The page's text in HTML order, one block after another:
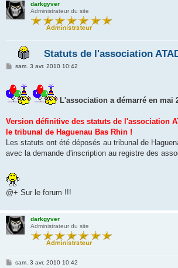
darkgyver
Administrateur du site
Statuts de l'association
M
s
a
g
sam. 3 avr. 2010 10:42
L'association a démarré en mai
Version définitive des statuts de l'association
le tribunal de Haguenau Bas Rhin !
Les statuts ont été déposés au tribunal de
avec la demande d'inscription au registre des
@+ Sur le forum !!!
darkgyver
Administrateur du site
Msam. 3 avr. 2010 10:42